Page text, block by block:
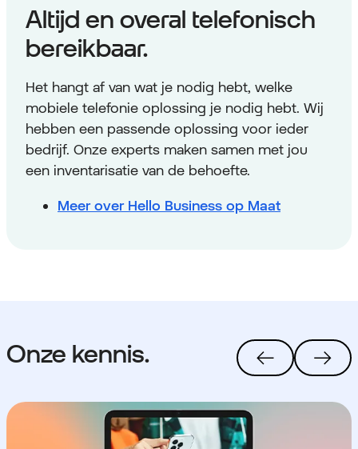
Altijd en overal telefonisch
bereikbaar.
Het hangt af van wat je nodig hebt, welke
mobiele telefonie oplossing je nodig hebt. Wij
hebben een passende oplossing voor ieder
bedrijf. Onze experts maken samen met jou
een inventarisatie van de behoefte.
Meer over Hello Business op Maat
Onze kennis.